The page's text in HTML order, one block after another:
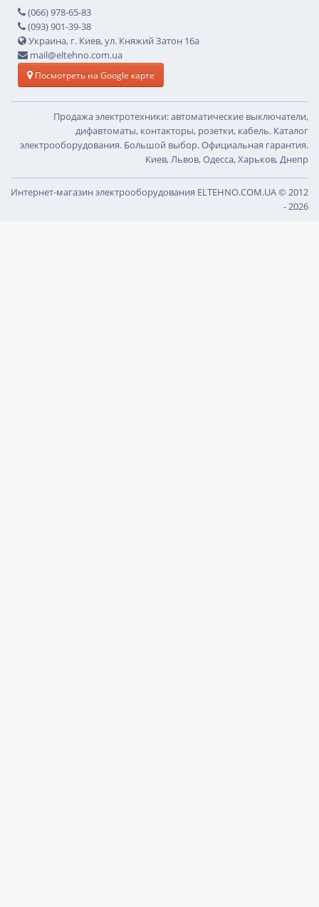
(066) 978-65-83
(093) 901-39-38
Украина, г. Киев, ул. Княжий Затон 16а
mail@eltehno.com.ua
Посмотреть на Google карте
Продажа электротехники: автоматические выключатели,
дифавтоматы, контакторы, розетки, кабель. Каталог
электрооборудования. Большой выбор. Официальная гарантия.
Киев, Львов, Одесса, Харьков, Днепр
Интернет-магазин электрооборудования ELTEHNO.COM.UA © 2012
- 2026